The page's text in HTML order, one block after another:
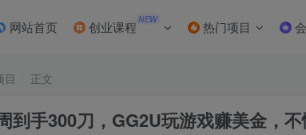
网站首页 创业课程 NEW 热门项目
目 正文
到手300刀，GG2U玩游戏赚美金，